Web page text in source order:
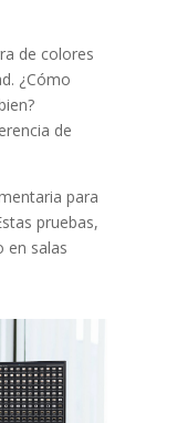
de colores
¿Cómo
de
para
pruebas,
en salas